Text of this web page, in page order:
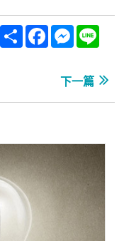
ShareFacebook
下一篇